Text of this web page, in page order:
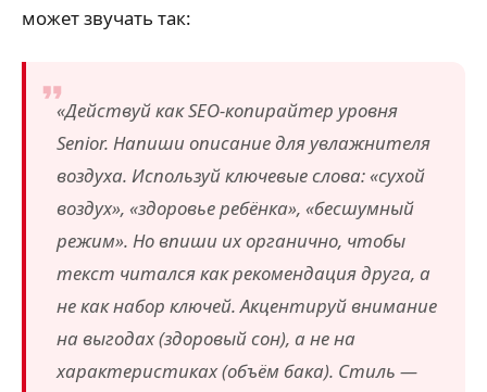
может звучать так:
«Действуй как SEO-копирайтер уровня
Senior. Напиши описание для увлажнителя
воздуха. Используй ключевые слова: «сухой
воздух», «здоровье ребёнка», «бесшумный
режим». Но впиши их органично, чтобы
текст читался как рекомендация друга, а
не как набор ключей. Акцентируй внимание
на выгодах (здоровый сон), а не на
характеристиках (объём бака). Стиль —